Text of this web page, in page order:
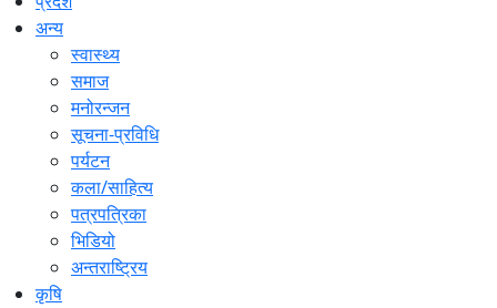
अन्य
स्वास्थ्य
समाज
मनोरन्जन
सूचना-प्रविधि
पर्यटन
कला/साहित्य
पत्रपत्रिका
भिडियो
अन्तराष्ट्रिय
कृषि